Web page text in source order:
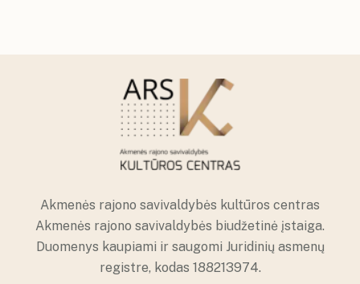
Akmenės rajono savivaldybės kultūros centras
Akmenės rajono savivaldybės biudžetinė įstaiga.
Duomenys kaupiami ir saugomi Juridinių asmenų
registre, kodas 188213974.